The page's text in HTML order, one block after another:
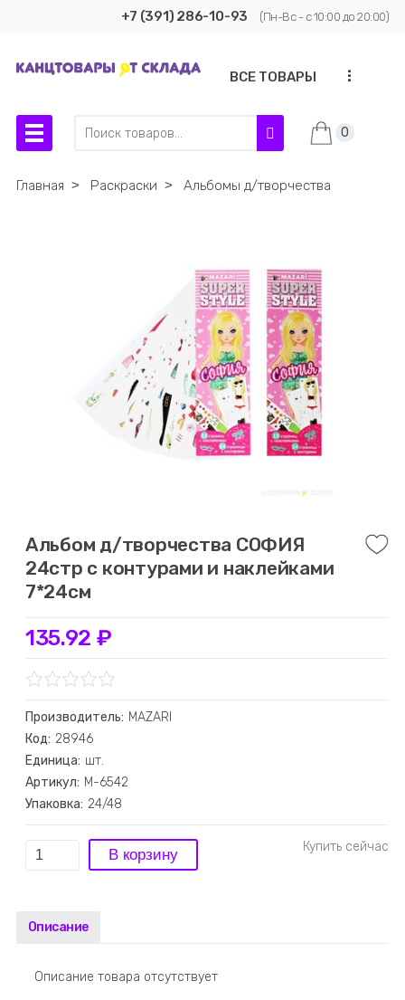
+7 (391) 286-10-93 (Пн-Вс - с 10:00 до 20:00)
ВСЕ ТОВАРЫ ...
0
Главная ˃ Раскраски ˃ Альбомы д/творчества
Альбом д/творчества СОФИЯ
24стр с контурами и наклейками
7*24см
135.92 ₽
Производитель: MAZARI
Код: 28946
Единица: шт.
Артикул: M-6542
Упаковка: 24/48
Описание
Описание товара отсутствует